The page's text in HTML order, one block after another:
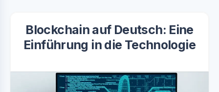
Blockchain auf Deutsch: Eine
Einführung in die Technologie